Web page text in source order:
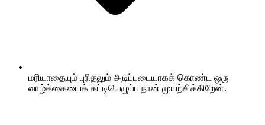
மரியாதையும் புரிதலும் அடிப்படையாகக் கொண்ட ஒரு
வாழ்க்கையைக் கட்டியெழுப்ப நான் முயற்சிக்கிறேன்.